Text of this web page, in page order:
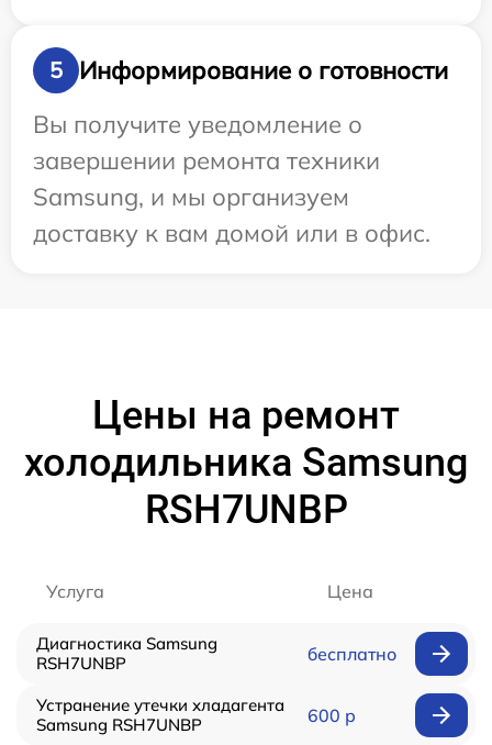
5
Информирование о готовности
Вы получите уведомление о
завершении ремонта техники
Samsung, и мы организуем
доставку к вам домой или в офис.
Цены на ремонт
холодильника Samsung
RSH7UNBP
Услуга Цена
Диагностика Samsung
RSH7UNBP
бесплатно
Устранение утечки хладагента
Samsung RSH7UNBP
600 р